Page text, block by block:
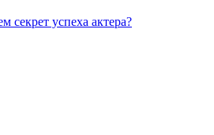
секрет успеха актера?